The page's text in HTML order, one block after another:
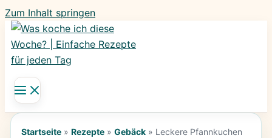
Zum Inhalt springen
Startseite» Rezepte» Gebäck» Leckere Pfannkuchen